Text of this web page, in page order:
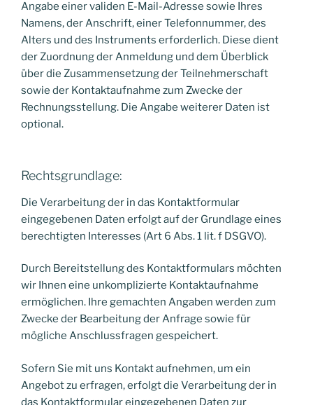
Angabe einer validen E-Mail-Adresse sowie Ihres
Namens, der Anschrift, einer Telefonnummer, des
Alters und des Instruments erforderlich. Diese dient
der Zuordnung der Anmeldung und dem Überblick
über die Zusammensetzung der Teilnehmerschaft
sowie der Kontaktaufnahme zum Zwecke der
Rechnungsstellung. Die Angabe weiterer Daten ist
optional.
Rechtsgrundlage:
Die Verarbeitung der in das Kontaktformular
eingegebenen Daten erfolgt auf der Grundlage eines
berechtigten Interesses (Art 6 Abs. 1 lit. f DSGVO).
Durch Bereitstellung des Kontaktformulars möchten
wir Ihnen eine unkomplizierte Kontaktaufnahme
ermöglichen. Ihre gemachten Angaben werden zum
Zwecke der Bearbeitung der Anfrage sowie für
mögliche Anschlussfragen gespeichert.
Sofern Sie mit uns Kontakt aufnehmen, um ein
Angebot zu erfragen, erfolgt die Verarbeitung der in
das Kontaktformular eingegebenen Daten zur